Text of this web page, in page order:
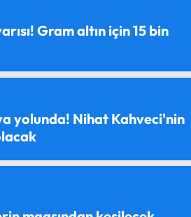
Gram altın için 15 bin
yolunda! Nihat Kahveci'nin